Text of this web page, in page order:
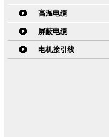
高温电缆
屏蔽电缆
电机接引线